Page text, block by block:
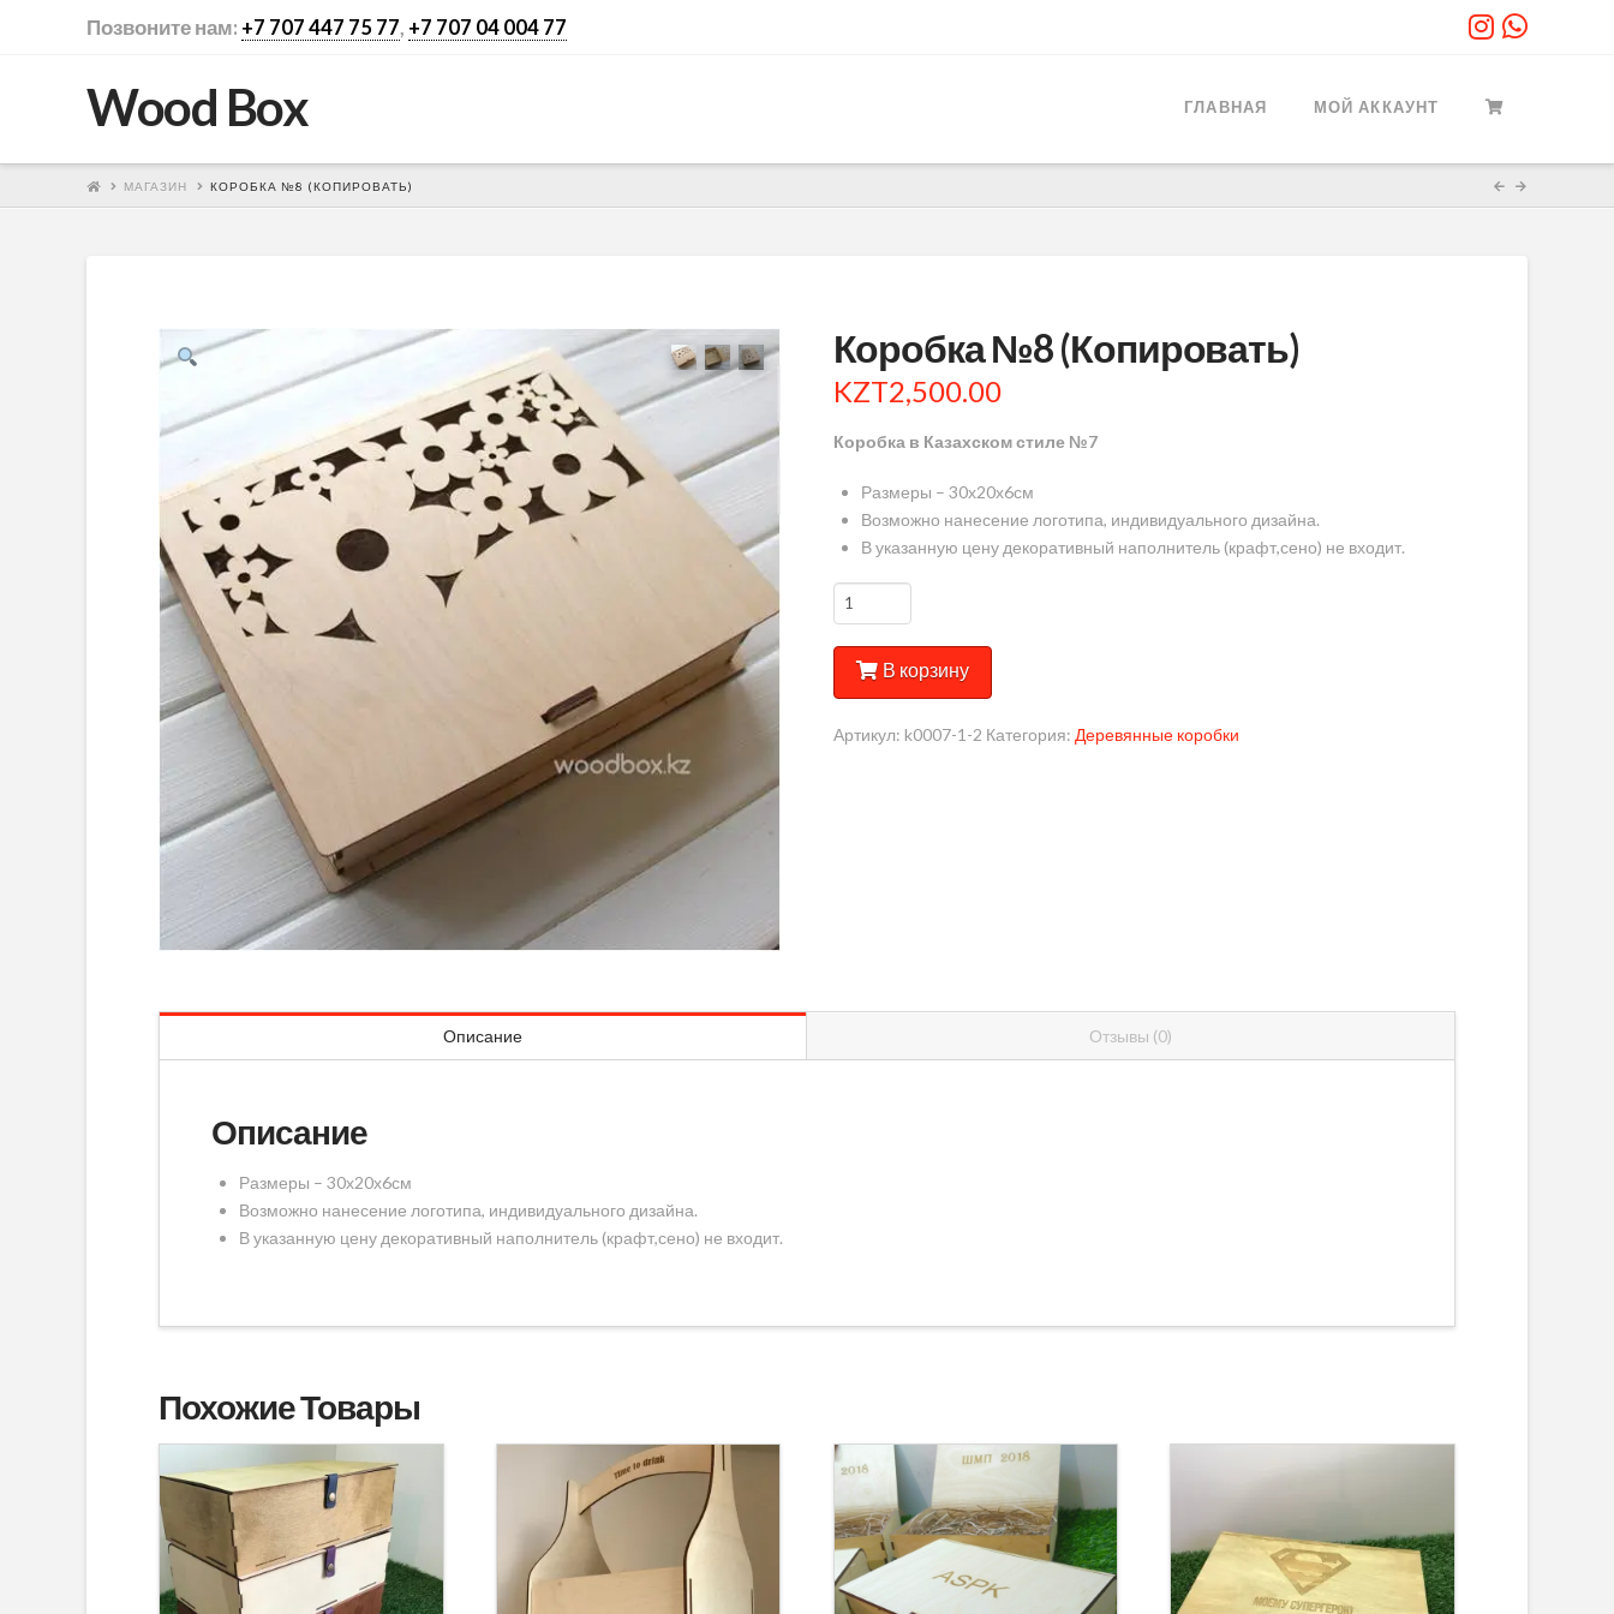
Позвоните нам: +7 707 447 75 77, +7 707 04 004 77
Wood Box ГЛАВНАЯ МОЙ АККАУНТ
МАГАЗИН КОРОБКА №8 (КОПИРОВАТЬ)
Коробка №8 (Копировать)
KZT2,500.00
Коробка в Казахском стиле №7
Размеры – 30х20х6см
Возможно нанесение логотипа, индивидуального дизайна.
В указанную цену декоративный наполнитель (крафт,сено) не входит.
Количество
Коробка
№8
(Копировать)
В корзину
Артикул: k0007-1-2 Категория: Деревянные коробки
Описание Отзывы (0)
Описание
Размеры – 30х20х6см
Возможно нанесение логотипа, индивидуального дизайна.
В указанную цену декоративный наполнитель (крафт,сено) не входит.
Похожие Товары